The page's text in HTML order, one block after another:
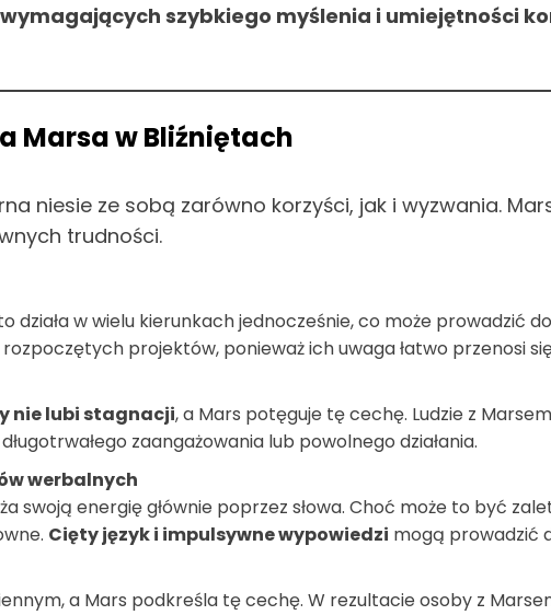
szybkiego myślenia i umiejętności
Marsa w Bliźniętach
niesie ze sobą zarówno korzyści, jak i wyzwania.
trudności.
działa w wielu kierunkach jednocześnie, co może
projektów, ponieważ ich uwaga łatwo przenosi
nie lubi stagnacji, a Mars potęguje tę cechę. Ludzie z
zaangażowania lub powolnego działania.
werbalnych
swoją energię głównie poprzez słowa. Choć może to być
Cięty język i impulsywne wypowiedzi mogą prowadzić
a Mars podkreśla tę cechę. W rezultacie osoby z